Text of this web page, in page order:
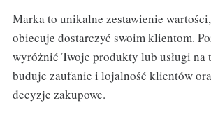
Marka to unikalne zestawienie
obiecuje dostarczyć swoim klientom.
wyróżnić Twoje produkty lub usługi
buduje zaufanie i lojalność klientów
decyzje zakupowe.